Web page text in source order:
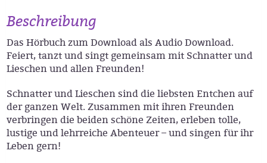
Beschreibung
Das Hörbuch zum Download als Audio Download.
Feiert, tanzt und singt gemeinsam mit Schnatter und
Lieschen und allen Freunden!
Schnatter und Lieschen sind die liebsten Entchen auf
der ganzen Welt. Zusammen mit ihren Freunden
verbringen die beiden schöne Zeiten, erleben tolle,
lustige und lehrreiche Abenteuer – und singen für ihr
Leben gern!